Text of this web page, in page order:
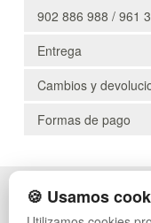
902 886 988 / 961
Entrega
Cambios y
Formas de pago
POLÍTICA DE
CONDICIONES DE USO
🍪 Usamos